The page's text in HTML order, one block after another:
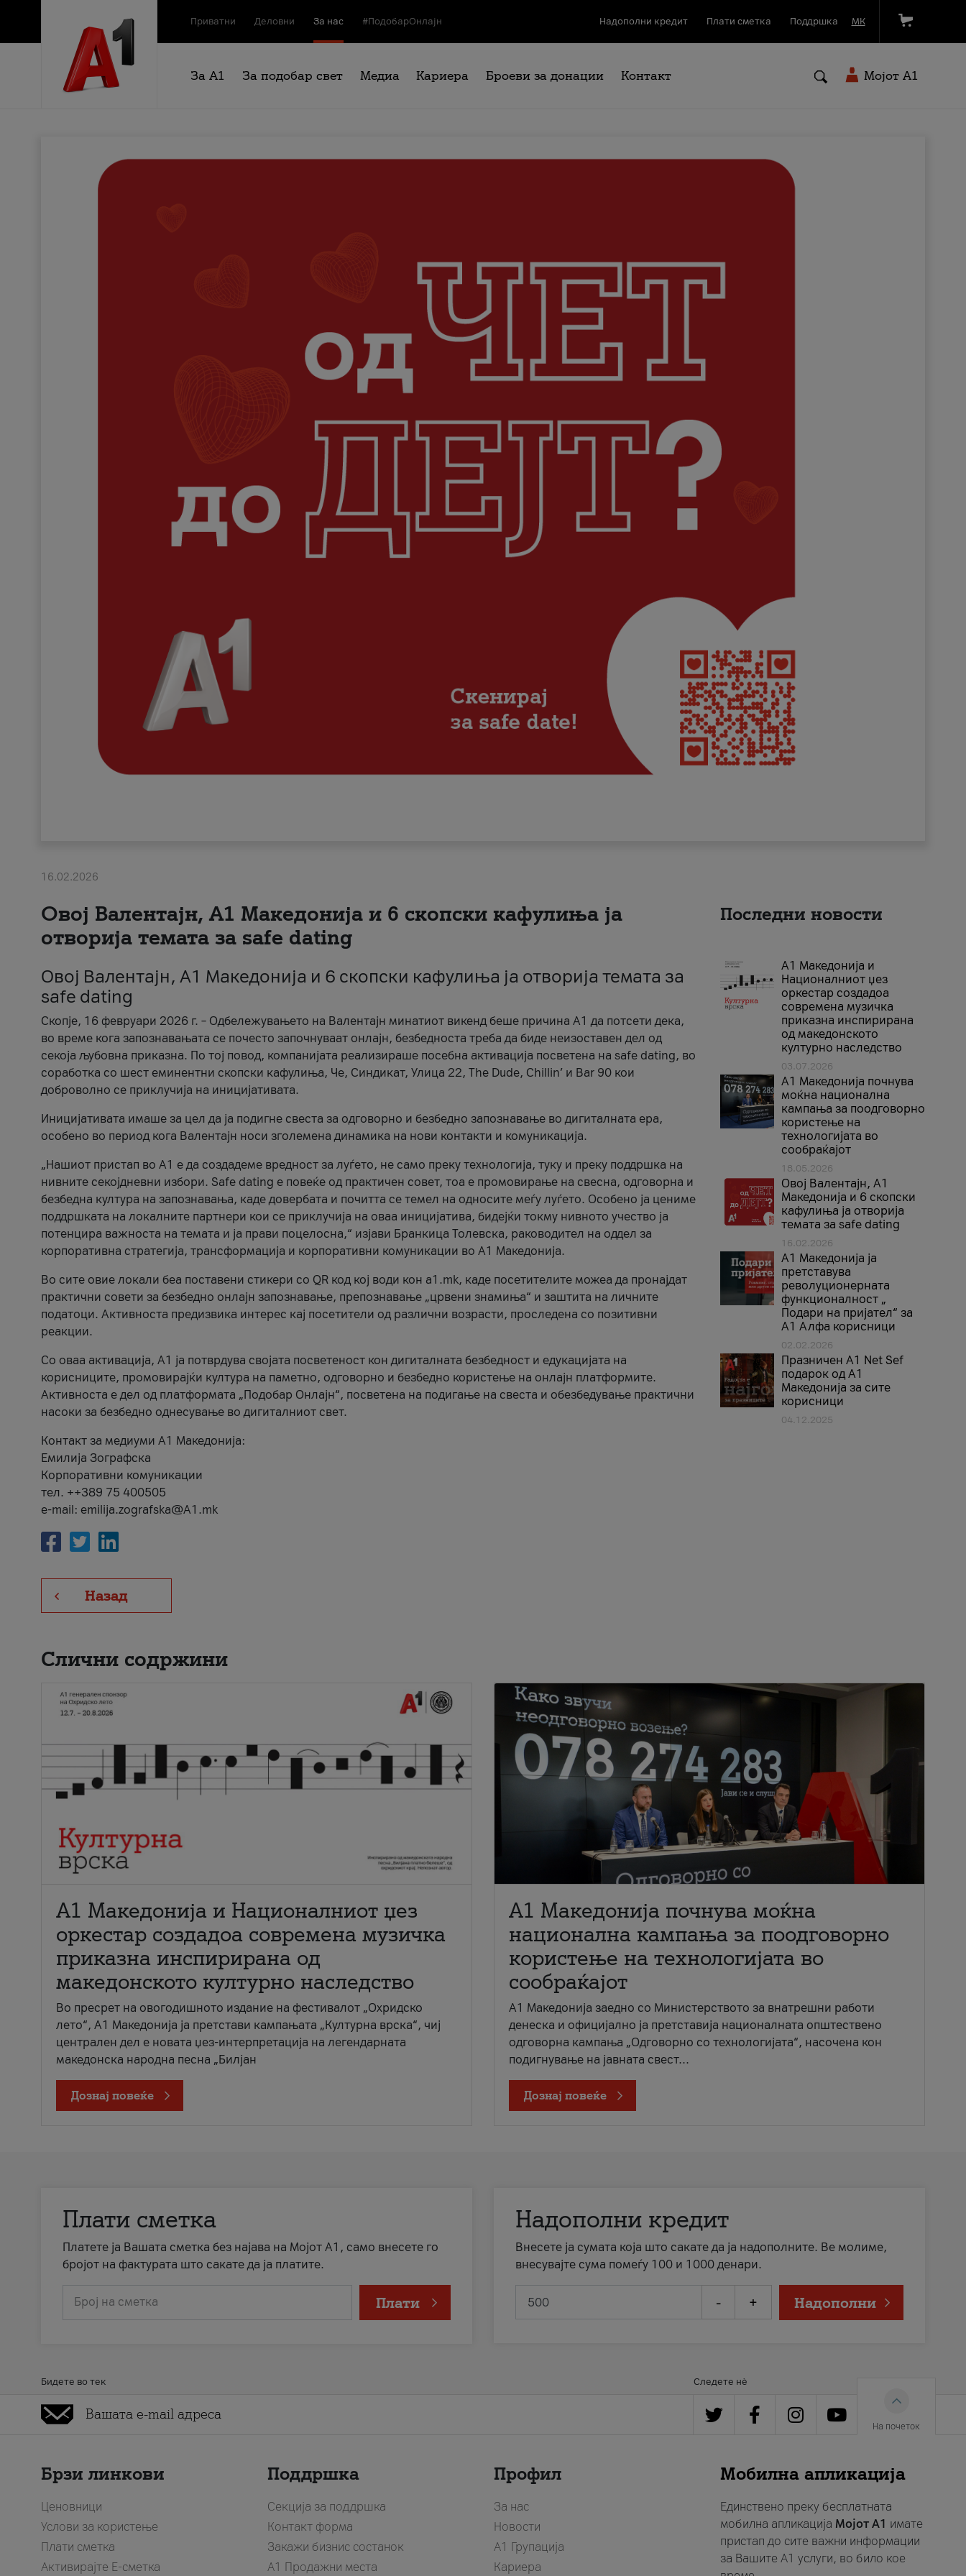
Приватни Деловни За нас #ПодобарОнлајн Надополни кредит Плати сметка Поддршка МК
За А1 За подобар свет Медиа Кариера Броеви за донации Контакт Мојот A1
16.02.2026
Овој Валентајн, A1 Македонија и 6 скопски кафулиња ја
отворија темата за safe dating
Овој Валентајн, A1 Македонија и 6 скопски кафулиња ја отворија темата за
safe dating
Скопје, 16 февруари 2026 г. – Одбележувањето на Валентајн минатиот викенд беше причина А1 да потсети дека,
во време кога запознавањата се почесто започнуваат онлајн, безбедноста треба да биде неизоставен дел од
секоја љубовна приказна. По тој повод, компанијата реализираше посебна активација посветена на safe dating, во
соработка со шест еминентни скопски кафулиња, Че, Синдикат, Улица 22, The Dude, Chillin’ и Bar 90 кои
доброволно се приклучија на иницијативата.
Иницијативата имаше за цел да ја подигне свеста за одговорно и безбедно запознавање во дигиталната ера,
особено во период кога Валентајн носи зголемена динамика на нови контакти и комуникација.
„Нашиот пристап во А1 е да создадеме вредност за луѓето, не само преку технологија, туку и преку поддршка на
нивните секојдневни избори. Safe dating е повеќе од практичен совет, тоа е промовирање на свесна, одговорна и
безбедна култура на запознавања, каде довербата и почитта се темел на односите меѓу луѓето. Особено ја цениме
поддршката на локалните партнери кои се приклучија на оваа иницијатива, бидејќи токму нивното учество ја
потенцира важноста на темата и ја прави поцелосна,“ изјави Бранкица Толевска, раководител на оддел за
корпоративна стратегија, трансформација и корпоративни комуникации во А1 Македонија.
Во сите овие локали беа поставени стикери со QR код кој води кон a1.mk, каде посетителите можеа да пронајдат
практични совети за безбедно онлајн запознавање, препознавање „црвени знамиња“ и заштита на личните
податоци. Активноста предизвика интерес кај посетители од различни возрасти, проследена со позитивни
реакции.
Со оваа активација, А1 ја потврдува својата посветеност кон дигиталната безбедност и едукацијата на
корисниците, промовирајќи култура на паметно, одговорно и безбедно користење на онлајн платформите.
Активноста е дел од платформата „Подобар Онлајн“, посветена на подигање на свеста и обезбедување практични
насоки за безбедно однесување во дигиталниот свет.
Контакт за медиуми А1 Македонија:
Емилија Зографска
Корпоративни комуникации
тел. ++389 75 400505
e-mail: emilija.zografska@A1.mk
Назад
Последни новости
А1 Македонија и
Националниот џез
оркестар создадоа
современа музичка
приказна инспирирана
од македонското
културно наследство
03.07.2026
A1 Македонија почнува
моќна национална
кампања за поодговорно
користење на
технологијата во
сообраќајот
18.05.2026
Овој Валентајн, A1
Македонија и 6 скопски
кафулиња ја отворија
темата за safe dating
16.02.2026
А1 Македонија ја
претставува
револуционерната
функционалност „
Подари на пријател“ за
А1 Алфа корисници
02.02.2026
Празничен A1 Net Sеf
подарок од А1
Македонија за сите
корисници
04.12.2025
Слични содржини
А1 Македонија и Националниот џез
оркестар создадоа современа музичка
приказна инспирирана од
македонското културно наследство
Во пресрет на овогодишното издание на фестивалот „Охридско
лето“, А1 Македонија ја претстави кампањата „Културна врска“, чиј
централен дел е новата џез-интерпретација на легендарната
македонска народна песна „Билјан
Дознај повеќе
A1 Македонија почнува моќна
национална кампања за поодговорно
користење на технологијата во
сообраќајот
A1 Македонија заедно со Министерството за внатрешни работи
денеска и официјално ја претставија националната општествено
одговорна кампања „Одговорно со технологијата“, насочена кон
подигнување на јавната свест...
Дознај повеќе
Плати сметка
Платете ја Вашата сметка без најава на Мојот А1, само внесете го
бројот на фактурата што сакате да ја платите.
Број на сметка Плати
Надополни кредит
Внесете ја сумата која што сакате да ја надополните. Ве молиме,
внесувајте сума помеѓу 100 и 1000 денари.
- + Надополни
Бидете во тек Следете нè
На почеток
Брзи линкови
Ценовници
Услови за користење
Плати сметка
Активирајте Е-сметка
Поддршка
Секција за поддршка
Контакт форма
Закажи бизнис состанок
A1 Продажни места
Профил
За нас
Новости
А1 Групација
Кариера
Мобилна апликација
Единствено преку бесплатната
мобилна апликација Мојот A1 имате
пристап до сите важни информации
за Вашите A1 услуги, во било кое